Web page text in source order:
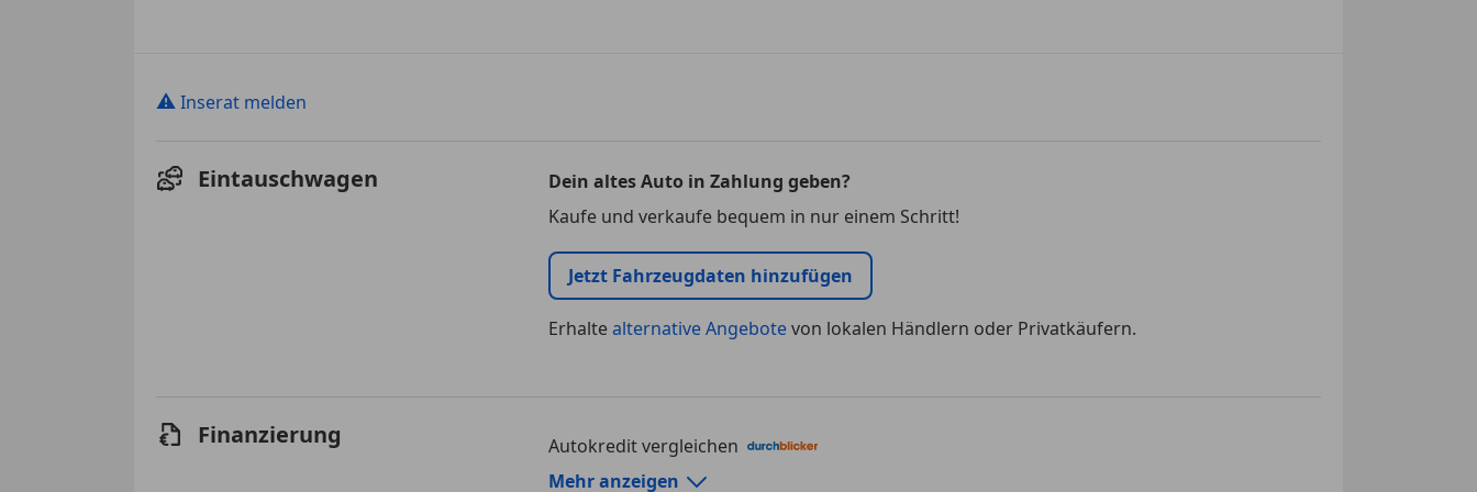
⚠ Inserat melden
Eintauschwagen
Dein altes Auto in Zahlung geben?
Kaufe und verkaufe bequem in nur einem Schritt!
Jetzt Fahrzeugdaten hinzufügen
Erhaltealternative Angebotevon lokalen Händlern oder Privatkäufern.
Finanzierung
Autokredit vergleichen
Autokredit-Rechner von durchblicker.at
Mehr anzeigen